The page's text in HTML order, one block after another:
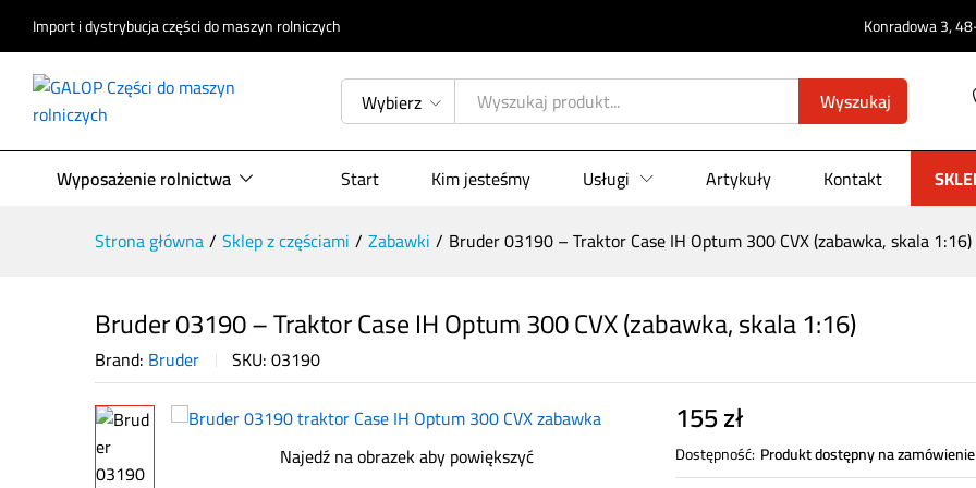
Import i dystrybucja części do maszyn rolniczych Konradowa 3,
Wybierz Wyszukaj
Wyposażenie rolnictwa Start Kim jesteśmy Usługi Artykuły Kontakt
Strona główna/ Sklep z częściami / Zabawki / Bruder 03190 – Traktor Case IH Optum 300 CVX (zabawka, skala 1:16)
Bruder 03190 – Traktor Case IH Optum 300 CVX (zabawka, skala 1:16)
Brand: Bruder SKU:03190
Najedź na obrazek aby powiększyć
155zł
Dostępność: Produkt dostępny na zamówienie
Bruder 03190 – Traktor Case IH Optum 300 CVX (zabawka, skala 1:16)
Opis produktu Specyfikacja Opinie (0)